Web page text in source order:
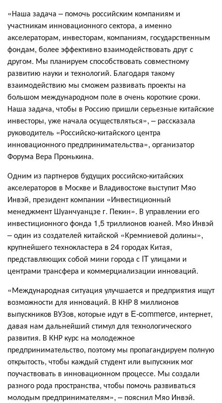
«Наша задача – помочь российским компаниям и
участникам инновационного сектора, а именно
акселераторам, инвесторам, компаниям, государственным
фондам, более эффективно взаимодействовать друг с
другом. Мы планируем способствовать совместному
развитию науки и технологий. Благодаря такому
взаимодействию мы сможем развивать проекты на
большом международном поле в очень короткие сроки.
Наша задача, чтобы в Россию пришли серьезные китайские
инвесторы, уже начала осуществляться», – рассказала
руководитель «Российско-китайского центра
инновационного предпринимательства», организатор
Форума Вера Пронькина.
Одним из партнеров будущих российско-китайских
акселераторов в Москве и Владивостоке выступит Мяо
Инвэй, президент компании «Инвестиционный
менеджмент Шуанчуанцзе г. Пекин». В управлении его
инвестиционного фонда 1,5 триллионов юаней. Мяо Инвэй
– один из создателей китайской «Кремниевой долины»,
крупнейшего технокластера в 24 городах Китая,
представляющих собой мини города с IT улицами и
центрами трансфера и коммерциализации инноваций.
«Международная ситуация улучшается и предприятия ищут
возможности для инноваций. В КНР 8 миллионов
выпускников ВУЗов, которые идут в E-commerce, интернет,
давая нам дальнейший стимул для технологического
развития. В КНР курс на молодежное
предпринимательство, поэтому мы пропагандируем полную
открытость, чтобы каждый студент или выпускник мог
поучаствовать в инновационном процессе. Мы создали
разного рода пространства, чтобы помочь развиваться
молодым предпринимателям», – пояснил Мяо Инвэй.